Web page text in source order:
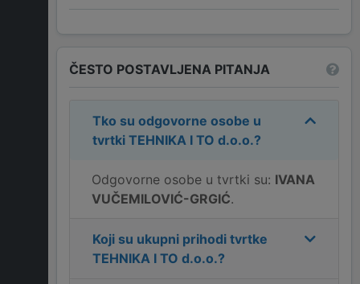
ČESTO POSTAVLJENA PITANJA
Tko su odgovorne osobe u
tvrtki TEHNIKA I TO d.o.o.?
Odgovorne osobe u tvrtki su: IVANA
VUČEMILOVIĆ-GRGIĆ.
Koji su ukupni prihodi tvrtke
TEHNIKA I TO d.o.o.?